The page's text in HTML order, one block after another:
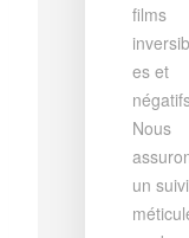
films
es et
Nous
un suivi